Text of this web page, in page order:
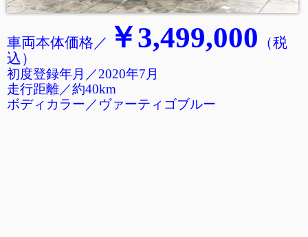
車両本体価格／ ￥3,499,000 （税
込）
初度登録年月／2020年7月
走行距離／約40km
ボディカラー／ヴァーティゴブルー